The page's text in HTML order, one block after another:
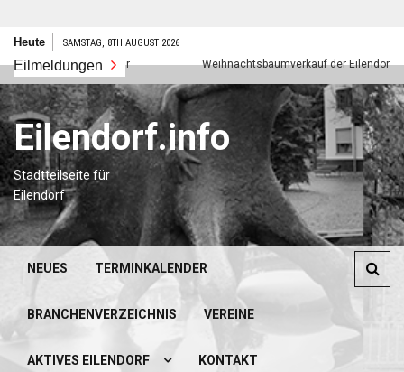
Zum
springen
Heute SAMSTAG, 8TH AUGUST 2026
Eilmeldungen
Frohes neues Jahr Weihnachtsbaumverkauf der Eilendorfer
Eilendorf.info
Stadtteilseite für
Eilendorf
NEUES TERMINKALENDER
BRANCHENVERZEICHNIS VEREINE
AKTIVES EILENDORF KONTAKT